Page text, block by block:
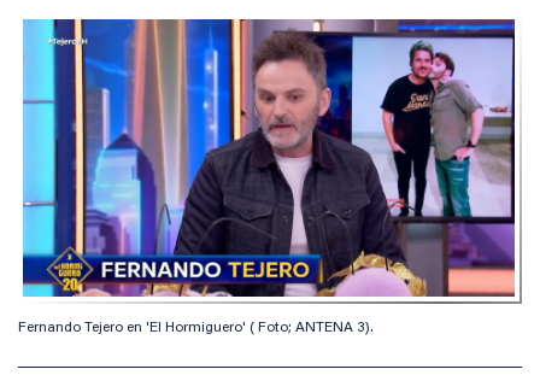
Fernando Tejero en 'El Hormiguero' ( Foto; ANTENA 3).